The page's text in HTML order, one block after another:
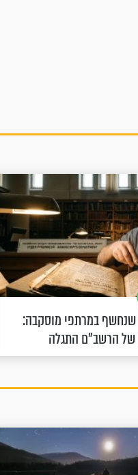
במרתפי מוסקבה:
של הרשב"ם התגלה